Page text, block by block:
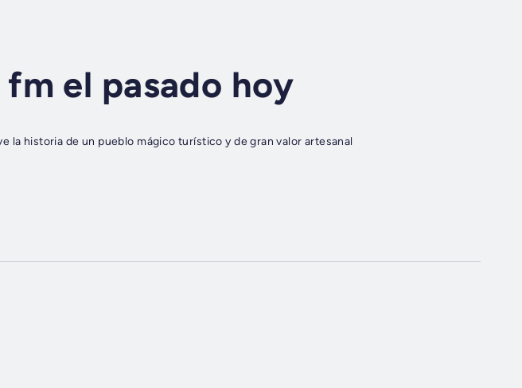
el pasado hoy
la historia de un pueblo mágico turístico y de gran valor artesanal